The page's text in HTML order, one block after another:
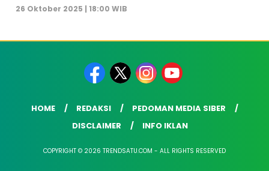
26 Oktober 2025 | 18:00 WIB
HOME REDAKSI
PEDOMAN MEDIA SIBER
DISCLAIMER
INFO IKLAN
COPYRIGHT © 2026 TRENDSATU.COM - ALL RIGHTS RESERVED